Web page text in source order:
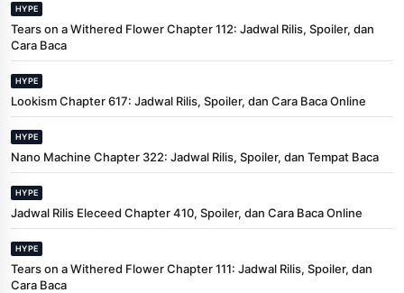
HYPE
Tears on a Withered Flower Chapter 112: Jadwal Rilis, Spoiler, dan
Cara Baca
HYPE
Lookism Chapter 617: Jadwal Rilis, Spoiler, dan Cara Baca Online
HYPE
Nano Machine Chapter 322: Jadwal Rilis, Spoiler, dan Tempat Baca
HYPE
Jadwal Rilis Eleceed Chapter 410, Spoiler, dan Cara Baca Online
HYPE
Tears on a Withered Flower Chapter 111: Jadwal Rilis, Spoiler, dan
Cara Baca